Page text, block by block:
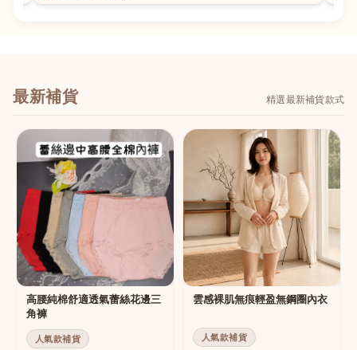
最新補貨 精選最新補貨款式
高腰純棉舒適透氣蕾絲花邊三
角褲
人氣款補貨
雲感裸肌無痕輕盈無鋼圈內衣
人氣款補貨